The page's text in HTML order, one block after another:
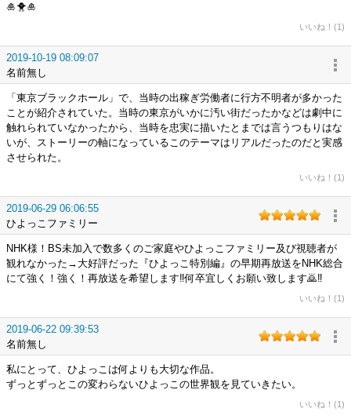
🎍🐥🎍
いいね！(1)
2019-10-19 08:09:07
名前無し
「東京ブラックホール」で、当時の出稼ぎ労働者に行方不明者が多かった
ことが紹介されていた。当時の東京がいかに汚い街だったかなどは劇中に
触れられていなかったから、当時を忠実に描いたとまでは言うつもりはな
いが、ストーリーの軸になっているこのテーマはリアルだったのだと実感
させられた。
いいね！(1)
2019-06-29 06:06:55
ひよっこファミリー
NHK様！BS未加入で数多くのご家庭やひよっこファミリー及び視聴者が
観れなかった→大好評だった『ひよっこ特別編』の早期再放送をNHK総合
にて強く！強く！再放送を希望します‼️何卒宜しくお願い致します🙇‼️
いいね！(1)
2019-06-22 09:39:53
名前無し
私にとって、ひよっこは何よりも大切な作品。
ずっとずっとこの変わらないひよっこの世界観を見ていきたい。
いいね！(1)